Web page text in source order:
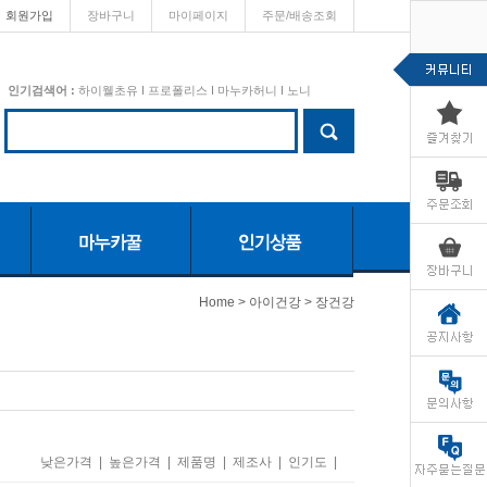
회원가입 장바구니 마이페이지 주문/배송조회
인기검색어 : 하이웰초유 I 프로폴리스 I 마누카허니 I 노니
Home > 아이건강 > 장건강
낮은가격 높은가격 제품명 제조사 인기도